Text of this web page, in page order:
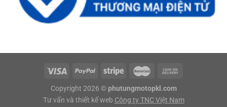
Copyright 2026 © phutungmotopkl.com
Tư vấn và thiết kế web Công ty TNC Việt Nam